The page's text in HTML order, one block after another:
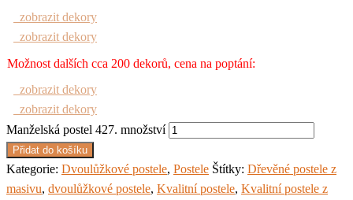
zobrazit dekory
zobrazit dekory
Možnost dalších cca 200 dekorů, cena na poptání:
zobrazit dekory
zobrazit dekory
Manželská postel 427. množství
Přidat do košíku
Kategorie: Dvoulůžkové postele, Postele Štítky: Dřevěné postele z
masivu, dvoulůžkové postele, Kvalitní postele, Kvalitní postele z